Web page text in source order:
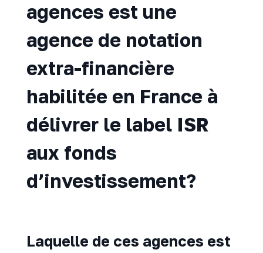
agences est une
agence de notation
extra-financière
habilitée en France à
délivrer le label ISR
aux fonds
d’investissement?
Laquelle de ces agences est